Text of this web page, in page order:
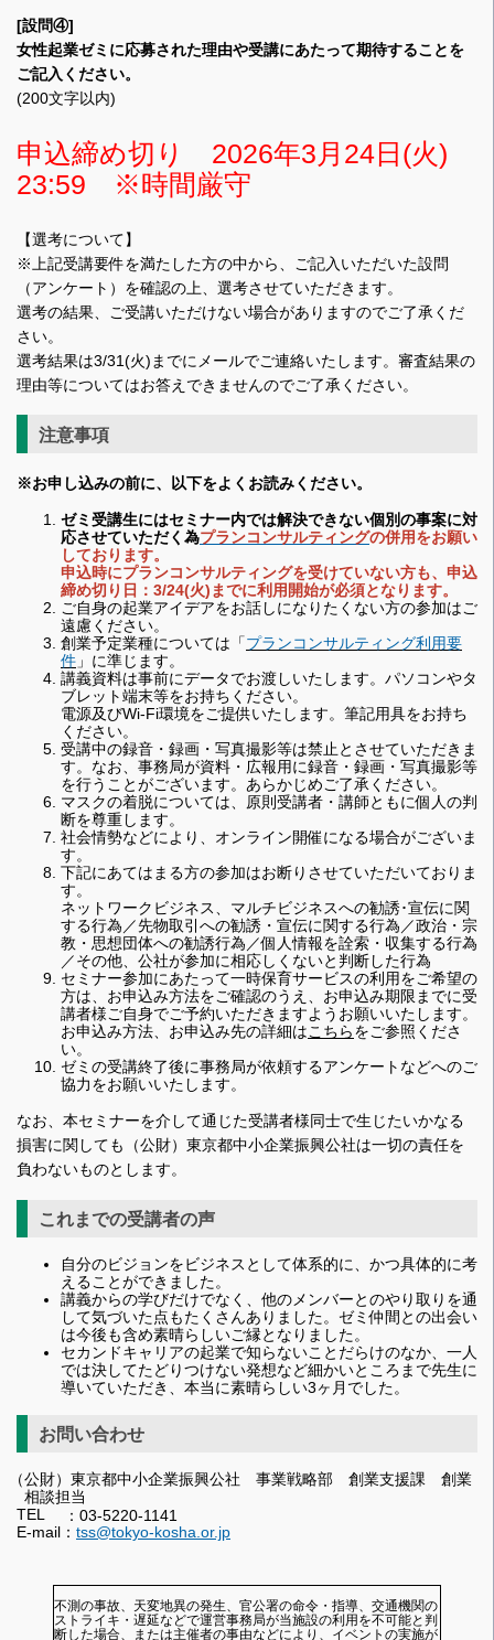
[設問④]
女性起業ゼミに応募された理由や受講にあたって期待することを
ご記入ください。
(200文字以内)
申込締め切り 2026年3月24日(火)
23:59 ※時間厳守
【選考について】
※上記受講要件を満たした方の中から、ご記入いただいた設問
（アンケート）を確認の上、選考させていただきます。
選考の結果、ご受講いただけない場合がありますのでご了承くだ
さい。
選考結果は3/31(火)までにメールでご連絡いたします。審査結果の
理由等についてはお答えできませんのでご了承ください。
注意事項
※お申し込みの前に、以下をよくお読みください。
ゼミ受講生にはセミナー内では解決できない個別の事案に対
応させていただく為プランコンサルティングの併用をお願い
しております。
申込時にプランコンサルティングを受けていない方も、申込
締め切り日：3/24(火)までに利用開始が必須となります。
ご自身の起業アイデアをお話しになりたくない方の参加はご
遠慮ください。
創業予定業種については「プランコンサルティング利用要
件 」に準じます。
講義資料は事前にデータでお渡しいたします。パソコンやタ
ブレット端末等をお持ちください。
電源及びWi-Fi環境をご提供いたします。筆記用具をお持ち
ください。
受講中の録音・録画・写真撮影等は禁止とさせていただきま
す。なお、事務局が資料・広報用に録音・録画・写真撮影等
を行うことがございます。あらかじめご了承ください。
マスクの着脱については、原則受講者・講師ともに個人の判
断を尊重します。
社会情勢などにより、オンライン開催になる場合がございま
す。
下記にあてはまる方の参加はお断りさせていただいておりま
す。
ネットワークビジネス、マルチビジネスへの勧誘･宣伝に関
する行為／先物取引への勧誘・宣伝に関する行為／政治・宗
教・思想団体への勧誘行為／個人情報を詮索・収集する行為
／その他、公社が参加に相応しくないと判断した行為
セミナー参加にあたって一時保育サービスの利用をご希望の
方は、お申込み方法をご確認のうえ、お申込み期限までに受
講者様ご自身でご予約いただきますようお願いいたします。
お申込み方法、お申込み先の詳細はこちらをご参照くださ
い。
ゼミの受講終了後に事務局が依頼するアンケートなどへのご
協力をお願いいたします。
なお、本セミナーを介して通じた受講者様同士で生じたいかなる
損害に関しても（公財）東京都中小企業振興公社は一切の責任を
負わないものとします。
これまでの受講者の声
自分のビジョンをビジネスとして体系的に、かつ具体的に考
えることができました。
講義からの学びだけでなく、他のメンバーとのやり取りを通
して気づいた点もたくさんありました。ゼミ仲間との出会い
は今後も含め素晴らしいご縁となりました。
セカンドキャリアの起業で知らないことだらけのなか、一人
では決してたどりつけない発想など細かいところまで先生に
導いていただき、本当に素晴らしい3ヶ月でした。
お問い合わせ
（公財）東京都中小企業振興公社 事業戦略部 創業支援課 創業
相談担当
TEL
：03-5220-1141
E-mail： tss@tokyo-kosha.or.jp
不測の事故、天変地異の発生、官公署の命令・指導、交通機関の
ストライキ・遅延などで運営事務局が当施設の利用を不可能と判
断した場合、または主催者の事由などにより、イベントの実施が